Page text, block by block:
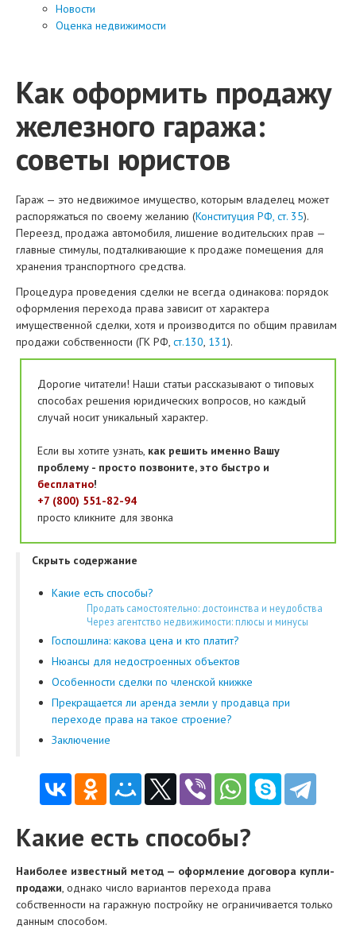
Новости
Оценка недвижимости
Как оформить продажу
железного гаража:
советы юристов
Гараж — это недвижимое имущество, которым владелец может
распоряжаться по своему желанию (Конституция РФ, ст. 35).
Переезд, продажа автомобиля, лишение водительских прав —
главные стимулы, подталкивающие к продаже помещения для
хранения транспортного средства.
Процедура проведения сделки не всегда одинакова: порядок
оформления перехода права зависит от характера
имущественной сделки, хотя и производится по общим правилам
продажи собственности (ГК РФ, ст.130 131).
Дорогие читатели! Наши статьи рассказывают о типовых
способах решения юридических вопросов, но каждый
случай носит уникальный характер.
Если вы хотите узнать, как решить именно Вашу
проблему - просто позвоните, это быстро и
бесплатно!
+7 (800) 551-82-94
просто кликните для звонка
Скрыть содержание
Какие есть способы?
Продать самостоятельно: достоинства и неудобства
Через агентство недвижимости: плюсы и минусы
Госпошлина: какова цена и кто платит?
Нюансы для недостроенных объектов
Особенности сделки по членской книжке
Прекращается ли аренда земли у продавца при
переходе права на такое строение?
Заключение
Какие есть способы?
Наиболее известный метод — оформление договора купли-
продажи , однако число вариантов перехода права
собственности на гаражную постройку не ограничивается только
данным способом.